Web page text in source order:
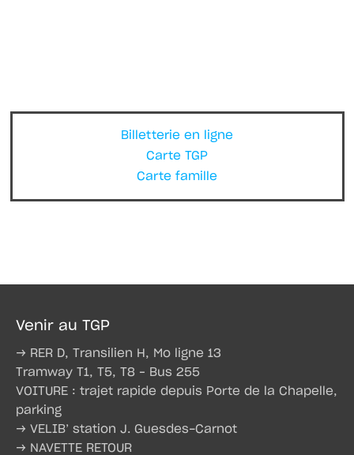
Billetterie en ligne
Carte TGP
Carte famille
Venir au TGP
→ RER D, Transilien H, Mo ligne 13
Tramway T1, T5, T8 – Bus 255
VOITURE : trajet rapide depuis Porte de la Chapelle,
parking
→ VELIB’ station J. Guesdes-Carnot
→ NAVETTE RETOUR